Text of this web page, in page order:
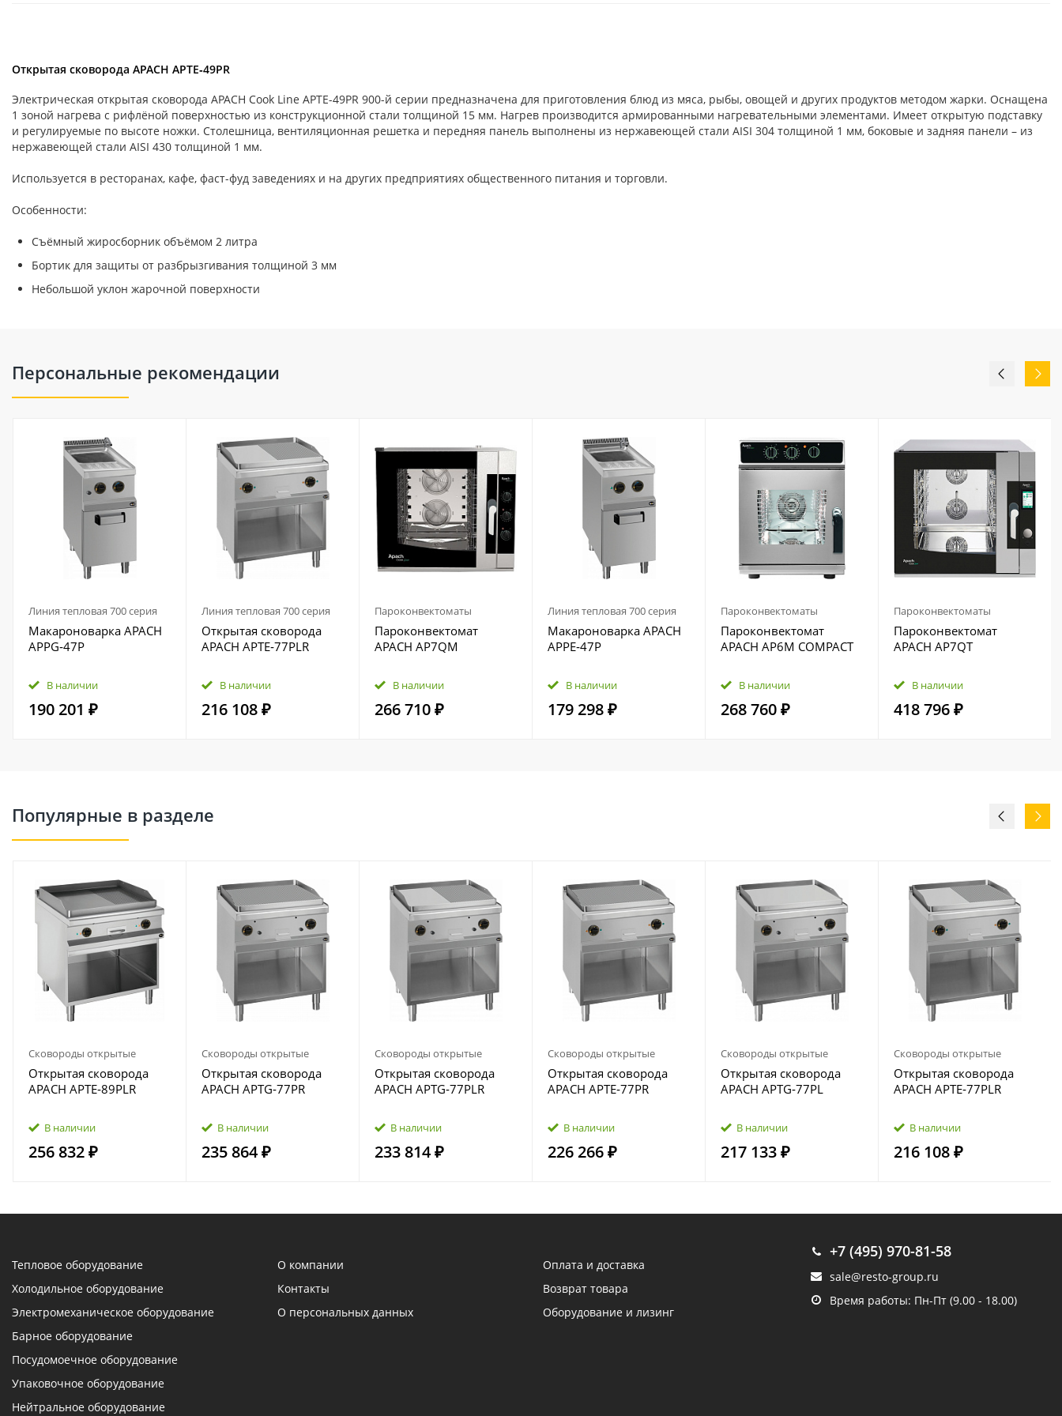
Открытая сковорода APACH APTE‑49PR
Электрическая открытая сковорода APACH Cook Line APTE-49PR 900-й серии предназначена для приготовления блюд из мяса, рыбы, овощей и других продуктов методом жарки. Оснащена
1 зоной нагрева с рифлёной поверхностью из конструкционной стали толщиной 15 мм. Нагрев производится армированными нагревательными элементами. Имеет открытую подставку
и регулируемые по высоте ножки. Столешница, вентиляционная решетка и передняя панель выполнены из нержавеющей стали AISI 304 толщиной 1 мм, боковые и задняя панели – из
нержавеющей стали AISI 430 толщиной 1 мм.
Используется в ресторанах, кафе, фаст-фуд заведениях и на других предприятиях общественного питания и торговли.
Особенности:
Съёмный жиросборник объёмом 2 литра
Бортик для защиты от разбрызгивания толщиной 3 мм
Небольшой уклон жарочной поверхности
Персональные рекомендации
Линия тепловая 700 серия
Макароноварка APACH
APPG‑47P
В наличии
190 201 ₽
Линия тепловая 700 серия
Открытая сковорода
APACH APTE‑77PLR
В наличии
216 108 ₽
Пароконвектоматы
Пароконвектомат
APACH AP7QM
В наличии
266 710 ₽
Линия тепловая 700 серия
Макароноварка APACH
APPE‑47P
В наличии
179 298 ₽
Пароконвектоматы
Пароконвектомат
APACH AP6M COMPACT
В наличии
268 760 ₽
Пароконвектоматы
Пароконвектомат
APACH AP7QT
В наличии
418 796 ₽
Популярные в разделе
Сковороды открытые
Открытая сковорода
APACH APTE‑89PLR
В наличии
256 832 ₽
Сковороды открытые
Открытая сковорода
APACH APTG‑77PR
В наличии
235 864 ₽
Сковороды открытые
Открытая сковорода
APACH APTG‑77PLR
В наличии
233 814 ₽
Сковороды открытые
Открытая сковорода
APACH APTE‑77PR
В наличии
226 266 ₽
Сковороды открытые
Открытая сковорода
APACH APTG‑77PL
В наличии
217 133 ₽
Сковороды открытые
Открытая сковорода
APACH APTE‑77PLR
В наличии
216 108 ₽
Тепловое оборудование
Холодильное оборудование
Электромеханическое оборудование
Барное оборудование
Посудомоечное оборудование
Упаковочное оборудование
Нейтральное оборудование
О компании
Контакты
О персональных данных
Оплата и доставка
Возврат товара
Оборудование и лизинг
+7 (495) 970-81-58
sale@resto-group.ru
Время работы: Пн-Пт (9.00 - 18.00)